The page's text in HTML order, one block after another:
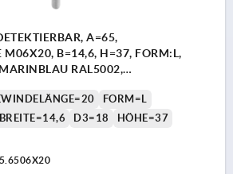
A=65,
M06X20, B=14,6, H=37, FORM:L,
RAL5002,
FORM=L
BREITE=14,6 D3=18
HÖHE=37